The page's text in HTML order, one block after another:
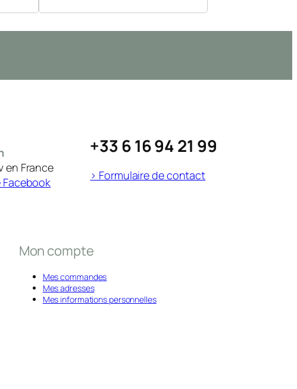
en France
Facebook
+33 6 16 94 21 99
> Formulaire de contact
Mon compte
Mes commandes
Mes adresses
Mes informations personnelles